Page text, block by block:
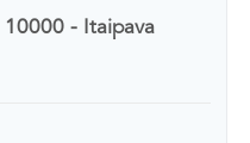
10000 - Itaipava